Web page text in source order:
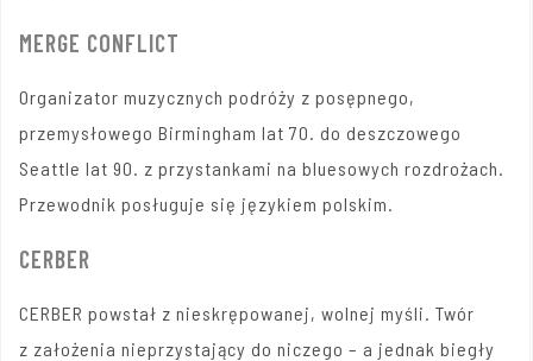
MERGE CONFLICT
Organizator muzycznych podróży z posępnego,
przemysłowego Birmingham lat 70. do deszczowego
Seattle lat 90. z przystankami na bluesowych rozdrożach.
Przewodnik posługuje się językiem polskim.
CERBER
CERBER powstał z nieskrępowanej, wolnej myśli. Twór
z założenia nieprzystający do niczego – a jednak biegły